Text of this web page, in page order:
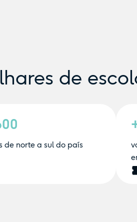
de
de norte a sul do país